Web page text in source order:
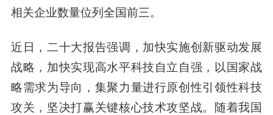
相关企业数量位列全国前三。
近日，二十大报告强调，加快实施创新驱动发展
战略，加快实现高水平科技自立自强，以国家战
略需求为导向，集聚力量进行原创性引领性科技
攻关，坚决打赢关键核心技术攻坚战。随着我国